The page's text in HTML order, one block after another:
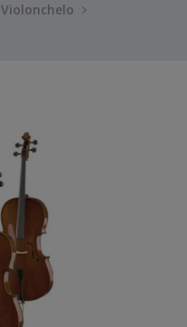
Violonchelo